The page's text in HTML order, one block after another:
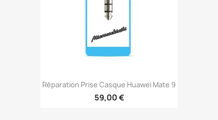
Réparation Prise Casque Huawei Mate 9
59,00 €